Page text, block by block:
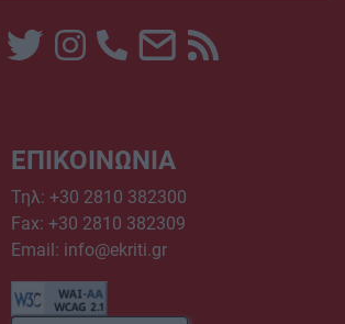
ΕΠΙΚΟΙΝΩΝΙΑ
Τηλ: +30 2810 382300
Fax: +30 2810 382309
Email: info@ekriti.gr